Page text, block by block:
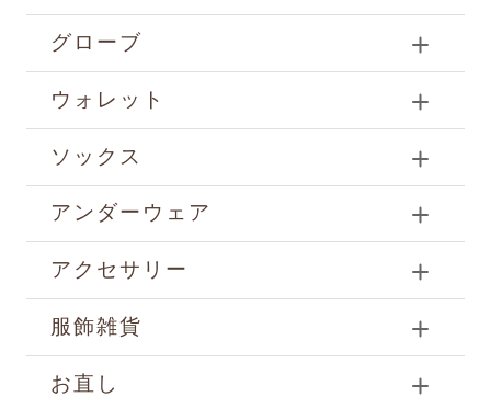
グローブ
ウォレット
ソックス
アンダーウェア
アクセサリー
服飾雑貨
お直し